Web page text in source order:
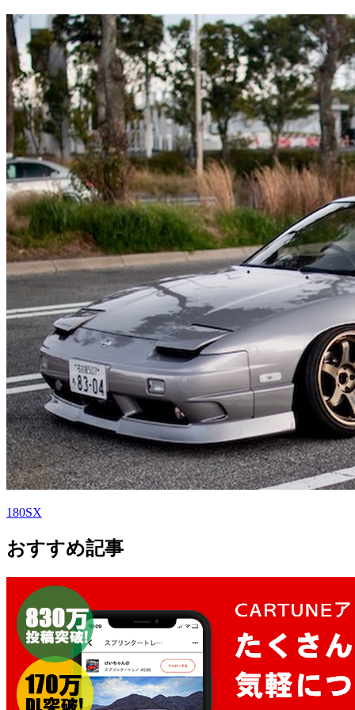
180SX
おすすめ記事